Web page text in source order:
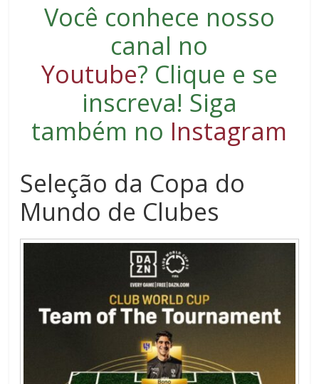
Você conhece nosso
canal no
Youtube? Clique e se
inscreva! Siga
também no Instagram
Seleção da Copa do
Mundo de Clubes